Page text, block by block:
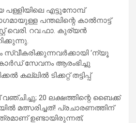
പള്ളിയിലെ എട്ടുനോമ്പ്
പന്തലിന്റെ കാൽനാട്ട്
വെരി. റവ.ഫാ. കുര്യൻ
‘ന്യൂ
കാര്‍ഡ് സേവനം ആരംഭിച്ചു
കല്ലിൽ ടിക്കറ്റ് തട്ടിപ്പ്
20 ലക്ഷത്തിന്റെ ബൈക്ക്
മത്സരിച്ചത്! പ്രചാരണത്തിന്
ഉണ്ടായിരുന്നത്;